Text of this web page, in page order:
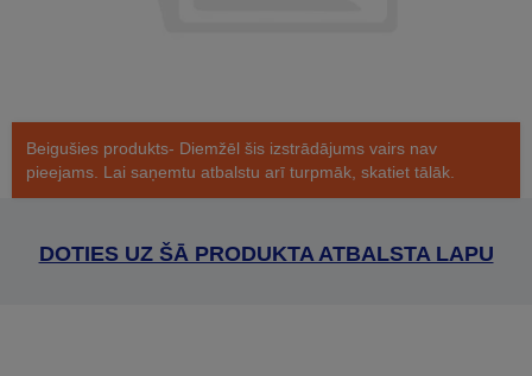
Beigušies produkts- Diemžēl šis izstrādājums vairs nav
pieejams. Lai saņemtu atbalstu arī turpmāk, skatiet tālāk.
DOTIES UZ ŠĀ PRODUKTA ATBALSTA LAPU